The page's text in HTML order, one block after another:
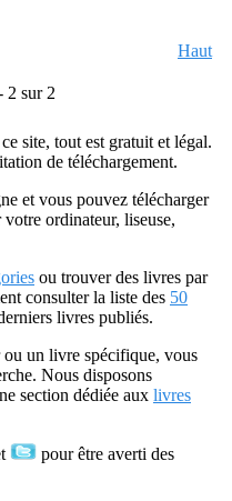
Haut
2 sur 2
site, tout est gratuit et légal.
de téléchargement.
et vous pouvez télécharger
ordinateur, liseuse,
ou trouver des livres par
consulter la liste des 50
livres publiés.
ou un livre spécifique, vous
Nous disposons
section dédiée aux livres
pour être averti des